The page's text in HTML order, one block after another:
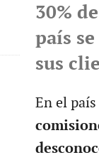
30%
país
sus
En el país